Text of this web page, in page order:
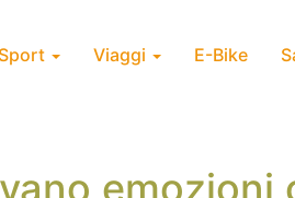
Sport Viaggi E-Bike
emozioni